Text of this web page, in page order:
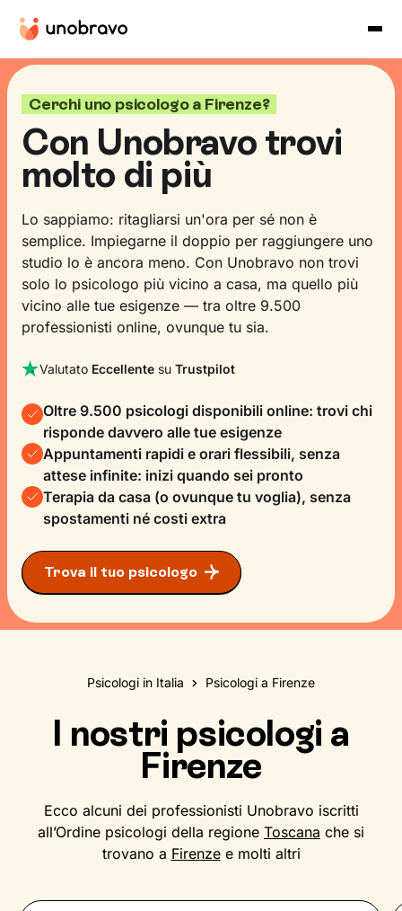
Cerchi uno psicologo a Firenze?
Con Unobravo trovi
molto di più
Lo sappiamo: ritagliarsi un'ora per sé non è
semplice. Impiegarne il doppio per raggiungere uno
studio lo è ancora meno. Con Unobravo non trovi
solo lo psicologo più vicino a casa, ma quello più
vicino alle tue esigenze — tra oltre 9.500
professionisti online, ovunque tu sia.
Valutato Eccellente su Trustpilot
Oltre 9.500 psicologi disponibili online: trovi chi
risponde davvero alle tue esigenze
Appuntamenti rapidi e orari flessibili, senza
attese infinite: inizi quando sei pronto
Terapia da casa (o ovunque tu voglia), senza
spostamenti né costi extra
Trova il tuo psicologo
Psicologi in Italia Psicologi a Firenze
I nostri psicologi a
Firenze
Ecco alcuni dei professionisti Unobravo iscritti
all’Ordine psicologi della regione Toscana che si
trovano a Firenzee molti altri